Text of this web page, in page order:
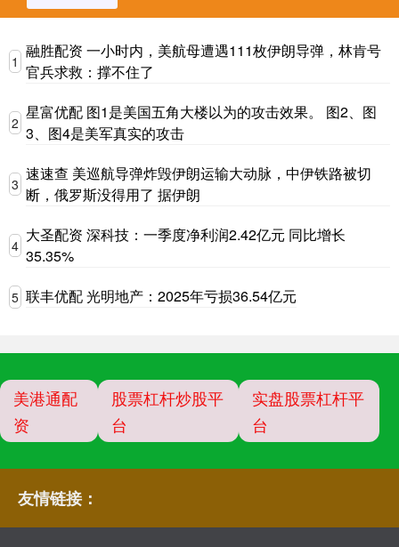
1
融胜配资 一小时内，美航母遭遇111枚伊朗导弹，林肯号
官兵求救：撑不住了
2
星富优配 图1是美国五角大楼以为的攻击效果。 图2、图
3、图4是美军真实的攻击
3
速速查 美巡航导弹炸毁伊朗运输大动脉，中伊铁路被切
断，俄罗斯没得用了 据伊朗
4
大圣配资 深科技：一季度净利润2.42亿元 同比增长
35.35%
5 联丰优配 光明地产：2025年亏损36.54亿元
美港通配
资
股票杠杆炒股平
台
实盘股票杠杆平
台
友情链接：